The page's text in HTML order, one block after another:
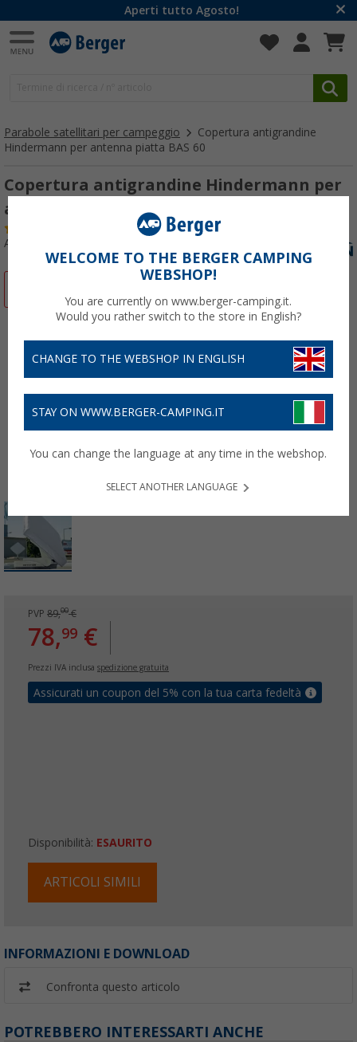
Aperti tutto Agosto!
Parabole satellitari per campeggio
Copertura antigrandine
Hindermann per antenna piatta BAS 60
Copertura antigrandine Hindermann per
antenna piatta BAS 60
Articolo n: 175250
PVP 89,00€
78,99 €
Prezzi IVA inclusa spedizione gratuita
Assicurati un coupon del 5% con la tua carta fedeltà
Disponibilità: ESAURITO
ARTICOLI SIMILI
INFORMAZIONI E DOWNLOAD
Confronta questo articolo
POTREBBERO INTERESSARTI ANCHE
WELCOME TO THE BERGER CAMPING
WEBSHOP!
You are currently on www.berger-camping.it.
Would you rather switch to the store in English?
CHANGE TO THE WEBSHOP IN ENGLISH
STAY ON WWW.BERGER-CAMPING.IT
You can change the language at any time in the webshop.
SELECT ANOTHER LANGUAGE